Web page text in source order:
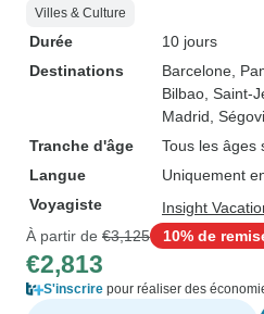
Villes & Culture
Durée
10 jours
Destinations
Barcelone ,
Bilbao , Saint-
Madrid ,
Tranche d'âge
Tous les âges
Langue
Uniquement
Voyagiste
Insight
À partir de €3,125 10% de
€2,813
S'inscrire pour réaliser des